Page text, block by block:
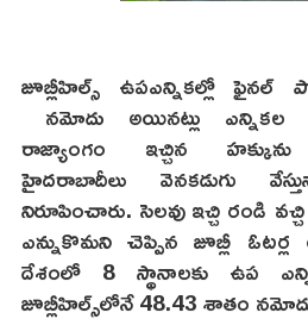
జూబ్లీహిల్స్ ఉపఎన్నికల్లో
నమోదు అయినట్లు ఎన్నికల
రాజ్యాంగం ఇచ్చిన
హైదరాబాదీలు వెనకడుగు
నిరూపించారు. సెలవు ఇచ్చి రండి
ఎన్నుకొమని చెప్పిన జూబ్లీ
దేశంలో 8 స్థానాలకు ఉప
జూబ్లీహిల్స్‌లోనే 48.43 శాతం